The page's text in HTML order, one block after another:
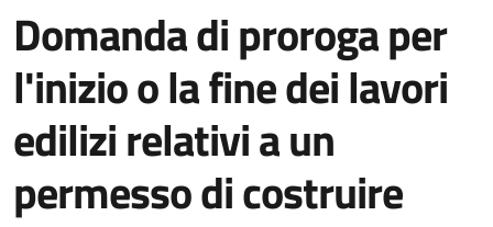
Domanda di proroga per
l'inizio o la fine dei lavori
edilizi relativi a un
permesso di costruire